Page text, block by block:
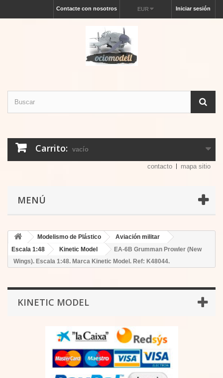
Iniciar sesión
EUR
Contacte con nosotros
Carrito: vacío
contacto mapa sitio
MENÚ
Modelismo de Plástico
Aviación militar
Escala 1:48
Kinetic Model
EA-6B Grumman Prowler (New
Wings). Escala 1:48. Marca Kinetic Model. Ref: K48044.
KINETIC MODEL